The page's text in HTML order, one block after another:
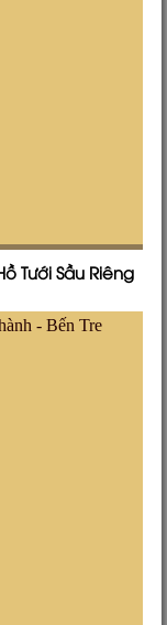
Tưới Sầu Riêng